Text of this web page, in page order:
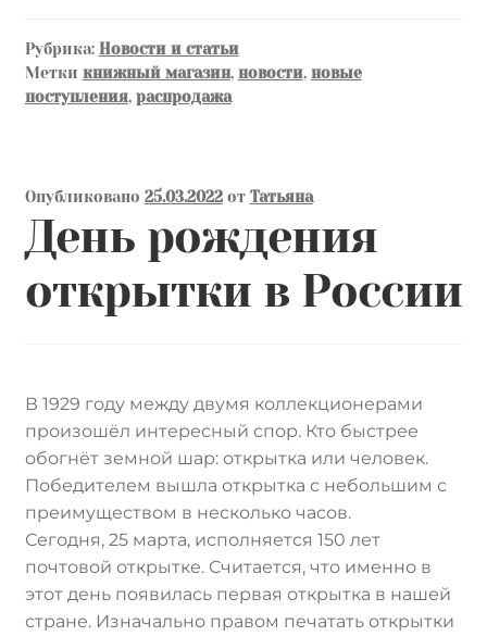
Рубрика: Новости и статьи
Метки книжный магазин, новости, новые
поступления, распродажа
Опубликовано 25.03.2022 от Татьяна
День рождения
открытки в России
В 1929 году между двумя коллекционерами
произошёл интересный спор. Кто быстрее
обогнёт земной шар: открытка или человек.
Победителем вышла открытка с небольшим с
преимуществом в несколько часов.
Сегодня, 25 марта, исполняется 150 лет
почтовой открытке. Считается, что именно в
этот день появилась первая открытка в нашей
стране. Изначально правом печатать открытки